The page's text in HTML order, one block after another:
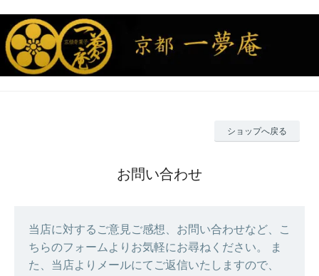
ショップへ戻る
お問い合わせ
当店に対するご意見ご感想、お問い合わせなど、こ
ちらのフォームよりお気軽にお尋ねください。 ま
た、当店よりメールにてご返信いたしますので、